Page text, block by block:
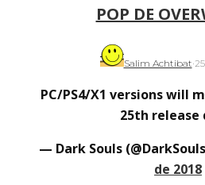
POP DE
Salim Achtibat·
PC/PS4/X1 versions will
25th release
— Dark Souls
de 2018